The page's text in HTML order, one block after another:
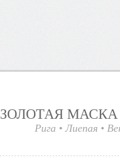
ЗОЛОТАЯ
Рига • Лиепая •